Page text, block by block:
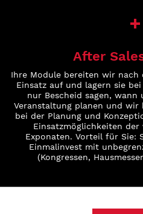
After
Ihre Module bereiten wir nach
Einsatz auf und lagern sie
nur Bescheid sagen,
Veranstaltung planen und wir
bei der Planung und
Einsatzmöglichkeiten
Exponaten. Vorteil für Sie:
Einmalinvest mit
(Kongressen,